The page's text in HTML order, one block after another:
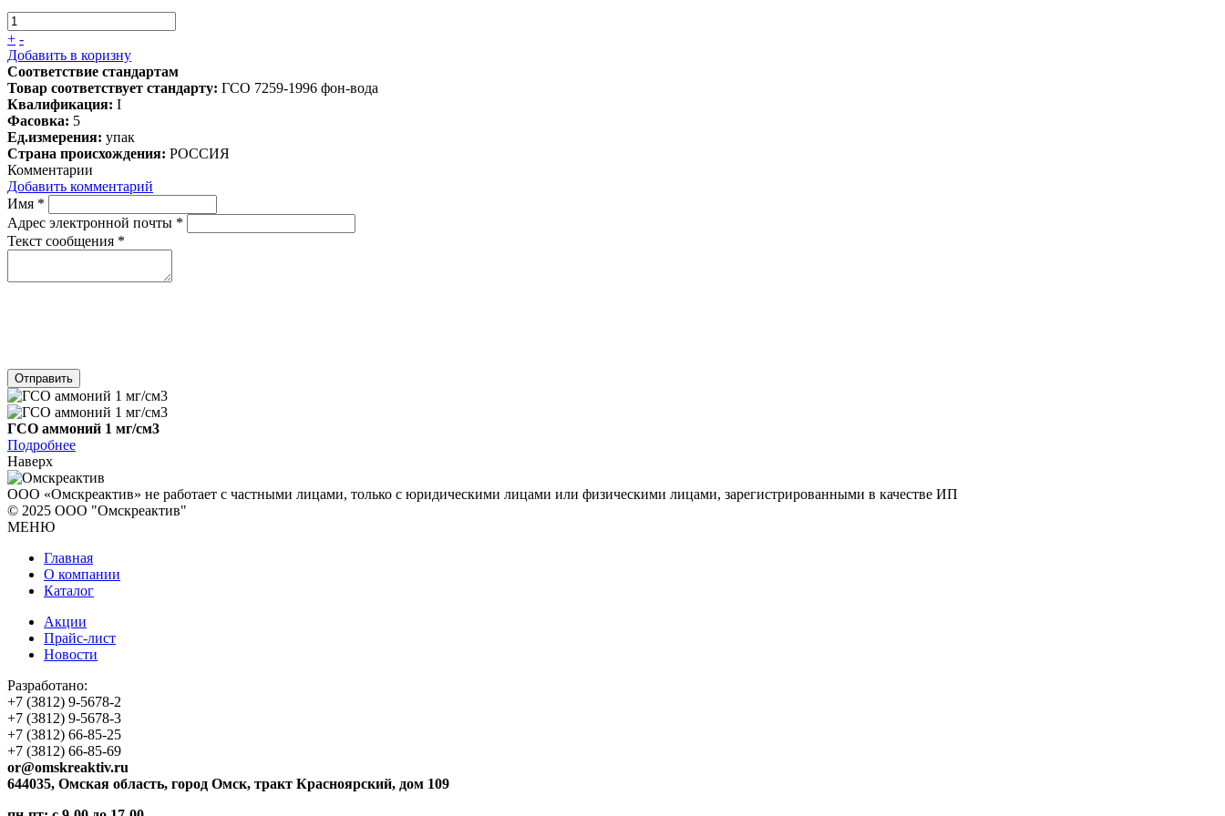
+ -
Добавить в коризну
Соответствие стандартам
Товар соответствует стандарту: ГСО 7259-1996 фон-вода
Квалификация: I
Фасовка: 5
Ед.измерения: упак
Страна происхождения: РОССИЯ
Комментарии
Добавить комментарий
Имя *
Адрес электронной почты *
Текст сообщения *
Отправить
ГСО аммоний 1 мг/см3
Подробнее
Наверх
ООО «Омскреактив» не работает с частными лицами, только с юридическими лицами или физическими лицами, зарегистрированными в качестве ИП
© 2025 ООО "Омскреактив"
МЕНЮ
Главная
О компании
Каталог
Акции
Прайс-лист
Новости
Разработано:
+7 (3812) 9-5678-2
+7 (3812) 9-5678-3
+7 (3812) 66-85-25
+7 (3812) 66-85-69
or@omskreaktiv.ru
644035, Омская область, город Омск, тракт Красноярский, дом 109